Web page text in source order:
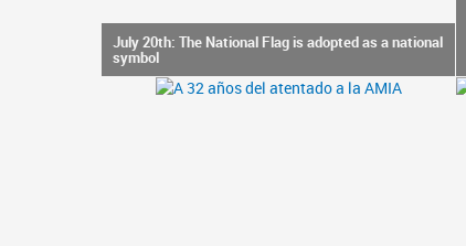
July 20th: The National Flag is adopted as a national
symbol